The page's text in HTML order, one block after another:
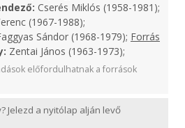
Cserés Miklós (1958-1981);
(1967-1988);
Sándor (1968-1979); Forrás
Zentai János (1963-1973);
előfordulhatnak a források
Jelezd a nyitólap alján levő